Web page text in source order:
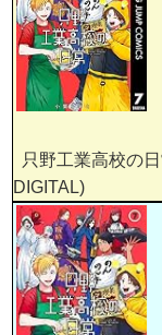
只野工業高校の
DIGITAL)